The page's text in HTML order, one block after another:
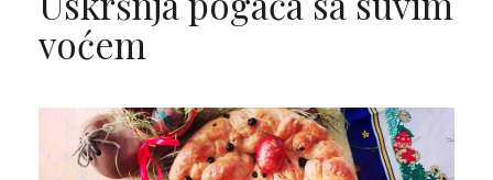
voćem